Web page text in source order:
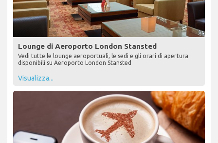
Lounge di Aeroporto London Stansted
Vedi tutte le lounge aeroportuali, le sedi e gli orari di apertura
disponibili su Aeroporto London Stansted
Visualizza...